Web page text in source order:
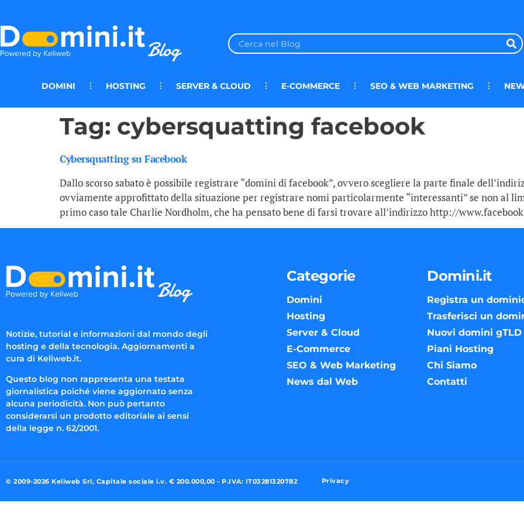
DOMINI HOSTING SERVER & CLOUD E-COMMERCE SEO & WEB MARKETING
Tag: cybersquatting facebook
Cybersquatting su Facebook
Dallo scorso sabato è possibile registrare “domini di facebook”, ovvero scegliere la parte finale
ovviamente approfittato della situazione per registrare nomi particolarmente “interessanti” se non al
primo caso tale Charlie Nordholm, che ha pensato bene di farsi trovare all’indirizzo http://
Notizie, tutorial e informazioni dal mondo degli
hosting e della tecnologia. Aggiornamenti a
cura di Keliweb.it.
Questo blog non rappresenta una testata
giornalistica poiché viene aggiornato senza
alcuna periodicità. Non può pertanto
considerarsi un prodotto editoriale ai sensi
della legge n. 62/2001.
Categorie
Domini
Hosting
Server & Cloud
E-Commerce
SEO & Web Marketing
News dal Web
Domini.it
Registra un
Trasferisci un
Nuovi domini gTLD
Piani Hosting
Chi Siamo
Contatti
© 2009-2026 Keliweb Srl, Capitale sociale i.v. € 200.000,00 - P.IVA: IT03281320782 Privacy